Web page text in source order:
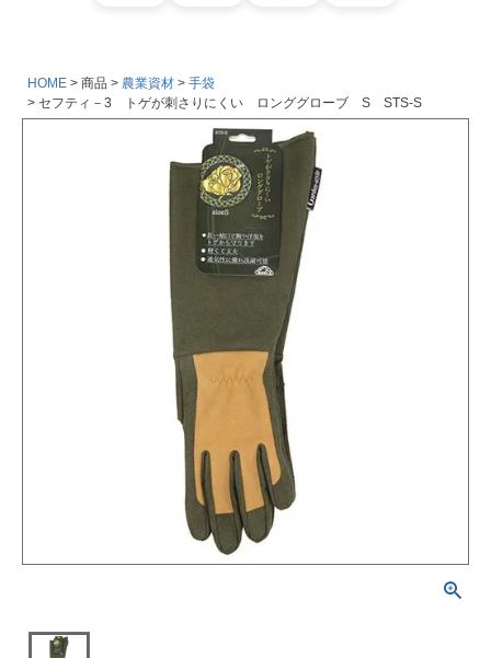
HOME 商品 農業資材
手袋
セフティ－3 トゲが刺さりにくい ロンググローブ S STS-S